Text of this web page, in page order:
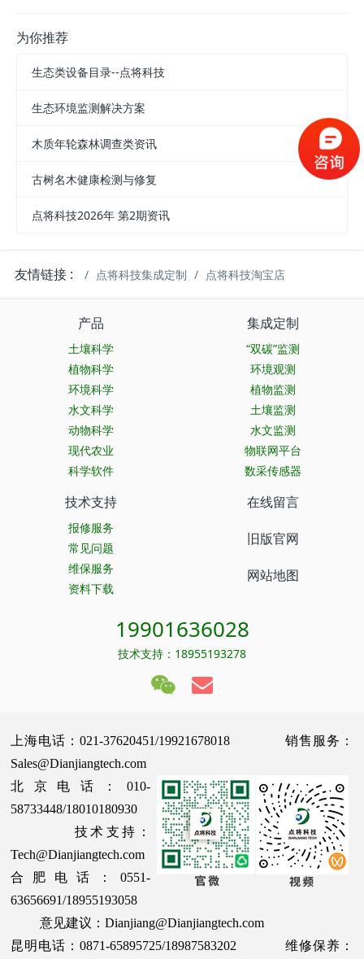
为你推荐
生态类设备目录--点将科技
生态环境监测解决方案
木质年轮森林调查类资讯
古树名木健康检测与修复
点将科技2026年 第2期资讯
友情链接 : 点将科技集成定制 点将科技淘宝店
产品
土壤科学
植物科学
环境科学
水文科学
动物科学
现代农业
科学软件
集成定制
“双碳”监测
环境观测
植物监测
土壤监测
水文监测
物联网平台
数采传感器
技术支持
报修服务
常见问题
维保服务
资料下载
在线留言
旧版官网
网站地图
19901636028
技术支持：18955193278
上海电话：021-37620451/19921678018 销售服务：
Sales@Dianjiangtech.com
北京电话：010-
58733448/18010180930
技术支持：
Tech@Dianjiangtech.com
合肥电话：0551-
63656691/18955193058
意见建议：Dianjiang@Dianjiangtech.com
昆明电话：0871-65895725/18987583202 维修保养：